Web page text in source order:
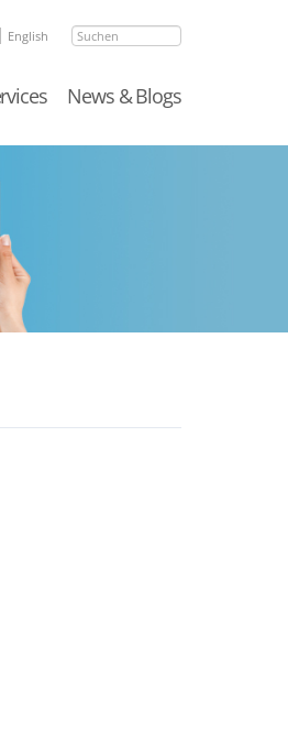
Suchen
English
News & Blogs